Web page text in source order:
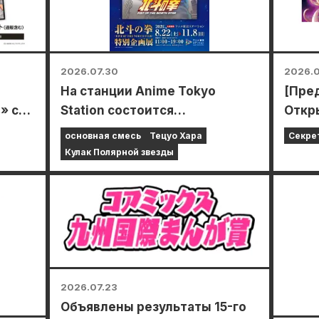
с
2026.07.30
На станции Anime Tokyo
Station состоится
специальная выставка,
посвященная фильму «Кулак
Северной звезды»!!
основная смесь
Тецуо Хара
Кулак Полярной звезды
го
2026.07.23
Объявлены результаты 15-го